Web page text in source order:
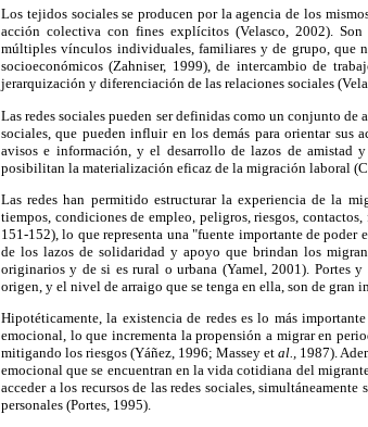
Los tejidos sociales se producen por la agencia de los
acción colectiva con fines explícitos (Velasco, 2002).
múltiples vínculos individuales, familiares y de grupo, que
socioeconómicos (Zahniser, 1999), de intercambio de
jerarquización y diferenciación de las relaciones sociales
Las redes sociales pueden ser definidas como un conjunto
sociales, que pueden influir en los demás para orientar
avisos e información, y el desarrollo de lazos de amistad
posibilitan la materialización eficaz de la migración laboral
Las redes han permitido estructurar la experiencia de la
tiempos, condiciones de empleo, peligros, riesgos,
151-152), lo que representa una "fuente importante de
de los lazos de solidaridad y apoyo que brindan los
originarios y de si es rural o urbana (Yamel, 2001). Portes
origen, y el nivel de arraigo que se tenga en ella, son de gran
Hipotéticamente, la existencia de redes es lo más
emocional, lo que incrementa la propensión a migrar en
mitigando los riesgos (Yáñez, 1996; Massey et al., 1987).
emocional que se encuentran en la vida cotidiana del
acceder a los recursos de las redes sociales,
personales (Portes, 1995).